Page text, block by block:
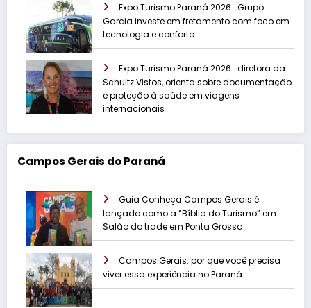
Expo Turismo Paraná 2026 : Grupo
Garcia investe em fretamento com foco em
tecnologia e conforto
Expo Turismo Paraná 2026 : diretora da
Schultz Vistos, orienta sobre documentação
e proteção à saúde em viagens
internacionais
Campos Gerais do Paraná
Guia Conheça Campos Gerais é
lançado como a “Bíblia do Turismo” em
Salão do trade em Ponta Grossa
Campos Gerais: por que você precisa
viver essa experiência no Paraná